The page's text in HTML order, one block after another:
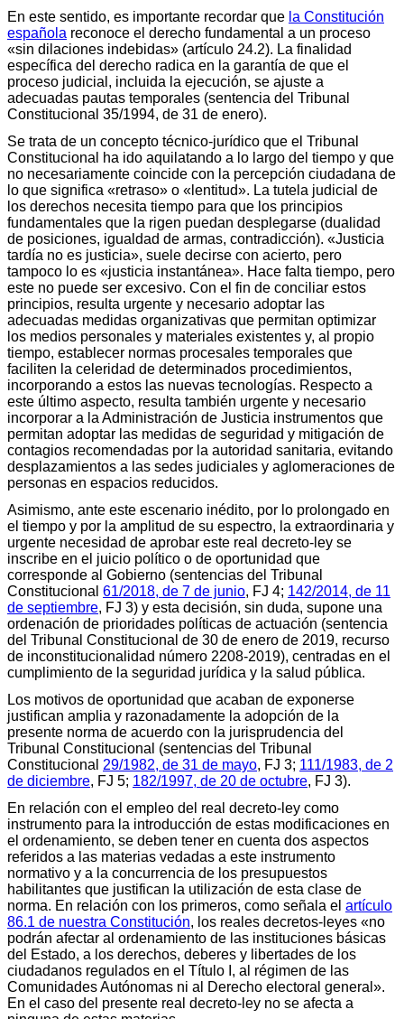
En este sentido, es importante recordar que la Constitución
española reconoce el derecho fundamental a un proceso
«sin dilaciones indebidas» (artículo 24.2). La finalidad
específica del derecho radica en la garantía de que el
proceso judicial, incluida la ejecución, se ajuste a
adecuadas pautas temporales (sentencia del Tribunal
Constitucional 35/1994, de 31 de enero).
Se trata de un concepto técnico-jurídico que el Tribunal
Constitucional ha ido aquilatando a lo largo del tiempo y que
no necesariamente coincide con la percepción ciudadana de
lo que significa «retraso» o «lentitud». La tutela judicial de
los derechos necesita tiempo para que los principios
fundamentales que la rigen puedan desplegarse (dualidad
de posiciones, igualdad de armas, contradicción). «Justicia
tardía no es justicia», suele decirse con acierto, pero
tampoco lo es «justicia instantánea». Hace falta tiempo, pero
este no puede ser excesivo. Con el fin de conciliar estos
principios, resulta urgente y necesario adoptar las
adecuadas medidas organizativas que permitan optimizar
los medios personales y materiales existentes y, al propio
tiempo, establecer normas procesales temporales que
faciliten la celeridad de determinados procedimientos,
incorporando a estos las nuevas tecnologías. Respecto a
este último aspecto, resulta también urgente y necesario
incorporar a la Administración de Justicia instrumentos que
permitan adoptar las medidas de seguridad y mitigación de
contagios recomendadas por la autoridad sanitaria, evitando
desplazamientos a las sedes judiciales y aglomeraciones de
personas en espacios reducidos.
Asimismo, ante este escenario inédito, por lo prolongado en
el tiempo y por la amplitud de su espectro, la extraordinaria y
urgente necesidad de aprobar este real decreto-ley se
inscribe en el juicio político o de oportunidad que
corresponde al Gobierno (sentencias del Tribunal
Constitucional 61/2018, de 7 de junio, FJ 4; 142/2014, de 11
de septiembre, FJ 3) y esta decisión, sin duda, supone una
ordenación de prioridades políticas de actuación (sentencia
del Tribunal Constitucional de 30 de enero de 2019, recurso
de inconstitucionalidad número 2208-2019), centradas en el
cumplimiento de la seguridad jurídica y la salud pública.
Los motivos de oportunidad que acaban de exponerse
justifican amplia y razonadamente la adopción de la
presente norma de acuerdo con la jurisprudencia del
Tribunal Constitucional (sentencias del Tribunal
Constitucional 29/1982, de 31 de mayo, FJ 3; 111/1983, de 2
de diciembre, FJ 5; 182/1997, de 20 de octubre, FJ 3).
En relación con el empleo del real decreto-ley como
instrumento para la introducción de estas modificaciones en
el ordenamiento, se deben tener en cuenta dos aspectos
referidos a las materias vedadas a este instrumento
normativo y a la concurrencia de los presupuestos
habilitantes que justifican la utilización de esta clase de
norma. En relación con los primeros, como señala el artículo
86.1 de nuestra Constitución, los reales decretos-leyes «no
podrán afectar al ordenamiento de las instituciones básicas
del Estado, a los derechos, deberes y libertades de los
ciudadanos regulados en el Título I, al régimen de las
Comunidades Autónomas ni al Derecho electoral general».
En el caso del presente real decreto-ley no se afecta a